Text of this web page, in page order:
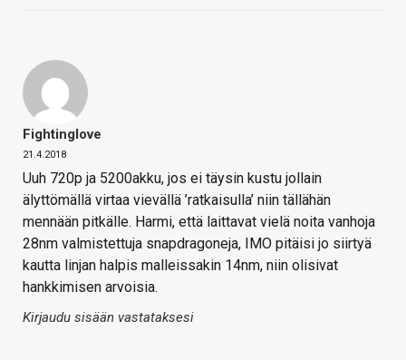
Fightinglove
21.4.2018
Uuh 720p ja 5200akku, jos ei täysin kustu jollain
älyttömällä virtaa vievällä ’ratkaisulla’ niin tällähän
mennään pitkälle. Harmi, että laittavat vielä noita vanhoja
28nm valmistettuja snapdragoneja, IMO pitäisi jo siirtyä
kautta linjan halpis malleissakin 14nm, niin olisivat
hankkimisen arvoisia.
Kirjaudu sisään vastataksesi